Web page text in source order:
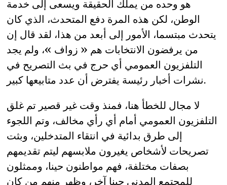
هو وحده من يملك الحقيقة ويسعى إلى خدمة
الوطن، لكن هذه المرة دفع المتحدث، الذي كان
يتحدث مبتسما، الأمور إلى أبعد من هذا، لقد قال إن
من يرفضون الانتخابات هم « زواف »، ولم يجد
التلفزيون العمومي أي حرج في بث التصريح في
نشرات أخبار رئيسة يفترض أن عدد متابيعها كبير.
لا مجال للخطأ هنا، فمنذ وقت غير قصير تم غلق
التلفزيون العمومي أمام أي رأي مخالف، وتم اللجوء
إلى طرق بدائية في انتقاء المتدخلين، وبثت
تصريحات لأشخاص يغيرون ملابسهم ليتم تقديمهم
بصفات مختلفة، فهم مواطنون حينا، وممثلون
للمجتمع المدني حينا آخر، وظهر منهم من كان